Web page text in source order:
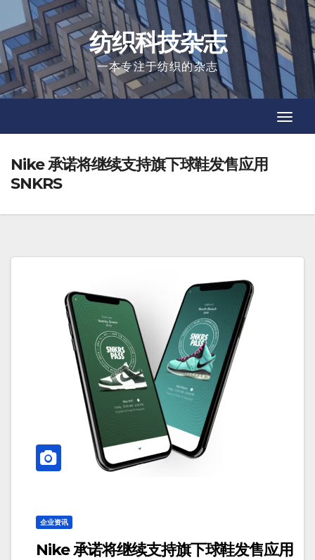
to
content
纺织科技杂志
一本专注于纺织的杂志
Nike 承诺将继续支持旗下球鞋发售应用
SNKRS
企业资讯
Nike 承诺将继续支持旗下球鞋发售应用